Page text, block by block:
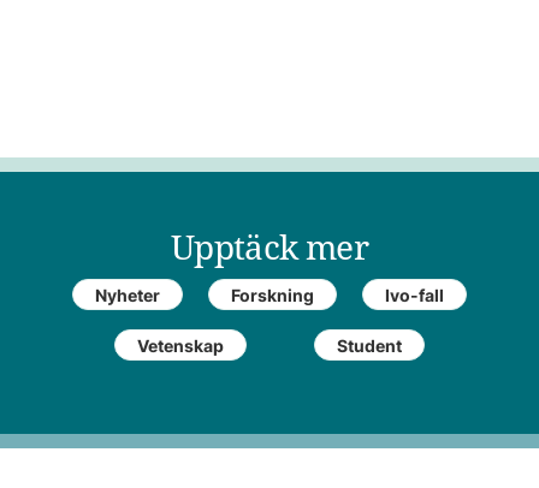
Upptäck mer
Nyheter Forskning Ivo-fall
Vetenskap Student